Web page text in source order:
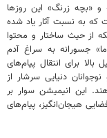
و «بچه زرنگ» این روزها
که به نسبت آثار یاد شده
از حیث ساختار و محتوا
جسورانه به سراغ آدم
برای انتقال پیام‌های
دنیایی سرشار از
این انیمیشن سوار بر
هیجان‌انگیز، پیام‌های